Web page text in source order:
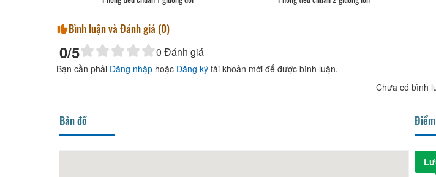
Bình luận và Đánh giá (0)
0/5 0 Đánh giá
Bạn cần phải Đăng nhập hoặc Đăng ký tài khoản mới để được bình luận.
Chưa có bình
Bản đồ